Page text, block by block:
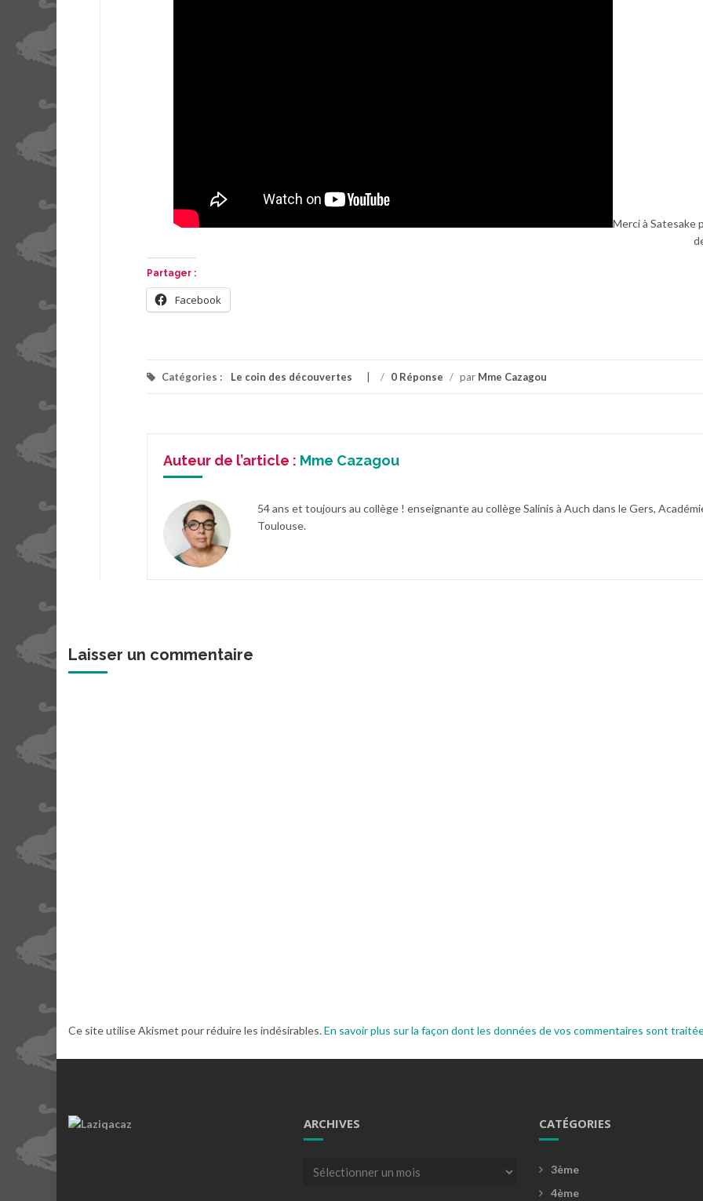
Merci à Satesake
Partager :
Facebook
Catégories : Le coin des découvertes / 0 Réponse / par Mme Cazagou
Auteur de l’article : Mme Cazagou
54 ans et toujours au collège ! enseignante au collège Salinis à Auch dans le Gers,
Toulouse.
Laisser un commentaire
Ce site utilise Akismet pour réduire les indésirables.En savoir plus sur la façon dont les données de vos commentaires sont
ARCHIVES
Archives
CATÉGORIES
3ème
4ème